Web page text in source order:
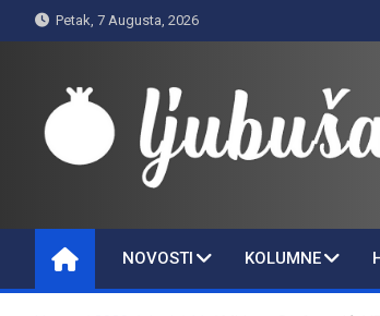
to
Petak, 7 Augusta, 2026
Ljubušaci
NOVOSTI KOLUMNE